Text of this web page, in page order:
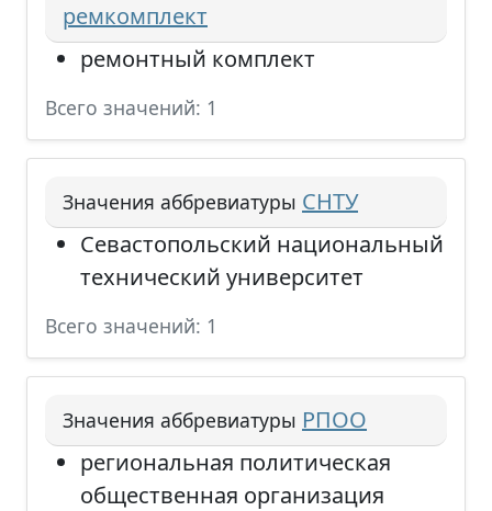
ремкомплект
ремонтный комплект
Всего значений: 1
Значения аббревиатуры СНТУ
Севастопольский национальный
технический университет
Всего значений: 1
Значения аббревиатуры РПОО
региональная политическая
общественная организация